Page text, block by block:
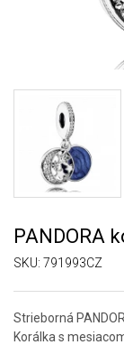
PANDORA
SKU: 791993CZ
Strieborná
Korálka s